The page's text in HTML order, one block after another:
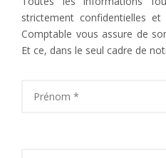
strictement confidentielles
Comptable vous assure de
Et ce, dans le seul cadre de